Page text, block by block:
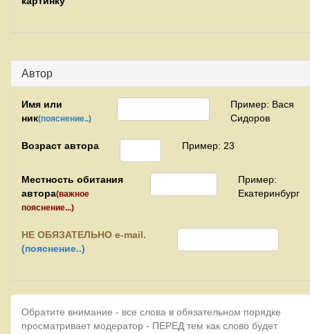
Автор
Имя или
ник(пояснение..)
Пример: Вася
Сидоров
Возраст автора Пример: 23
Местность обитания
автора(важное
пояснение...)
Пример:
Екатеринбург
НЕ ОБЯЗАТЕЛЬНО e-mail.
(пояснение..)
Обратите внимание - все слова в обязательном порядке
просматривает модератор - ПЕРЕД тем как слово будет